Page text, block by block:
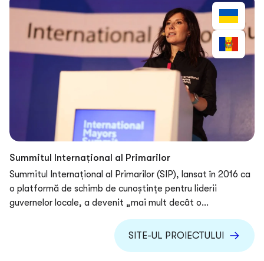
Summitul Internațional al Primarilor
Summitul Internațional al Primarilor (SIP), lansat în 2016 ca
o platformă de schimb de cunoștințe pentru liderii
guvernelor locale, a devenit „mai mult decât o
conferință”, fiind un loc în care se nasc proiecte și
din întreaga lume, comunitatea de afaceri, reprezentanți
SITE-UL PROIECTULUI